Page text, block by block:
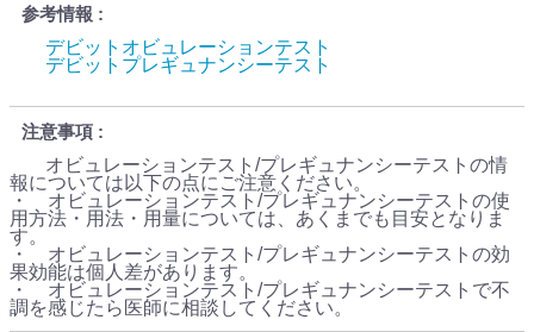
参考情報
デビットオビュレーションテスト
デビットプレギュナンシーテスト
注意事項
オビュレーションテスト/プレギュナンシーテストの情
報については以下の点にご注意ください。
・ オビュレーションテスト/プレギュナンシーテストの使
用方法・用法・用量については、あくまでも目安となりま
す。
・ オビュレーションテスト/プレギュナンシーテストの効
果効能は個人差があります。
・ オビュレーションテスト/プレギュナンシーテストで不
調を感じたら医師に相談してください。